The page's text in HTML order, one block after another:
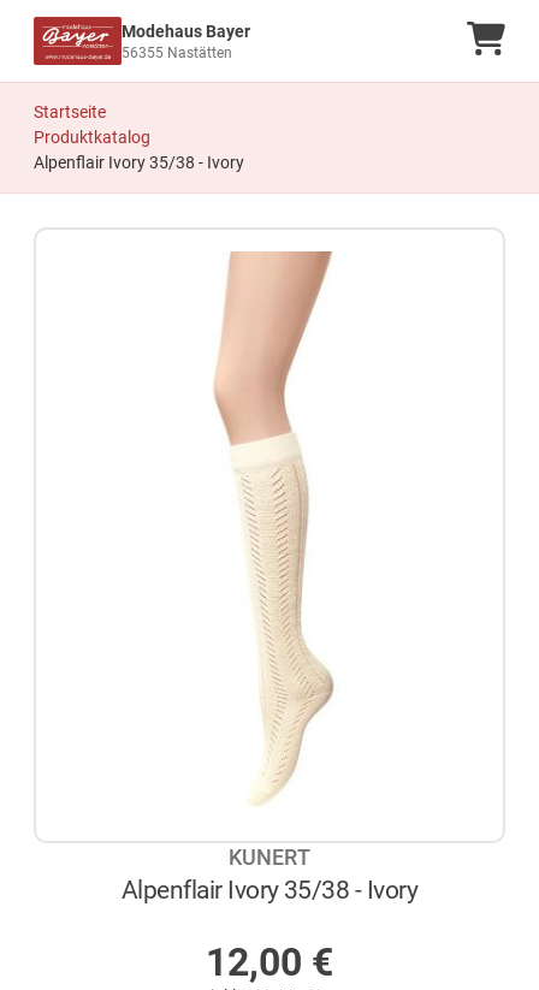
Modehaus Bayer
56355 Nastätten
Startseite
Produktkatalog
Alpenflair Ivory 35/38 - Ivory
KUNERT
Alpenflair Ivory 35/38 - Ivory
12,00 €